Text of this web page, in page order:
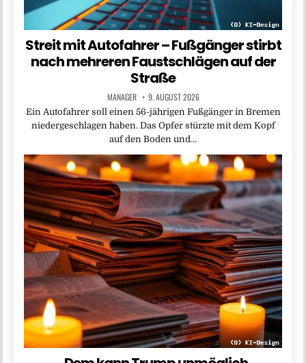
Streit mit Autofahrer – Fußgänger stirbt
nach mehreren Faustschlägen auf der
Straße
MANAGER 9. AUGUST 2026
Ein Autofahrer soll einen 56-jährigen Fußgänger in Bremen
niedergeschlagen haben. Das Opfer stürzte mit dem Kopf
auf den Boden und…